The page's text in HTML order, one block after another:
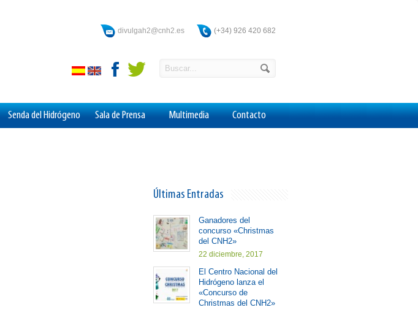
(+34) 926 420 682
divulgah2@cnh2.es
Senda del Hidrógeno Sala de Prensa Multimedia Contacto
Últimas Entradas
Ganadores del
concurso «Christmas
del CNH2»
22 diciembre, 2017
El Centro Nacional del
Hidrógeno lanza el
«Concurso de
Christmas del CNH2»